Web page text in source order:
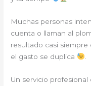
Muchas personas
cuenta o llaman al
resultado casi siempre
el gasto se duplica
Un servicio profesional